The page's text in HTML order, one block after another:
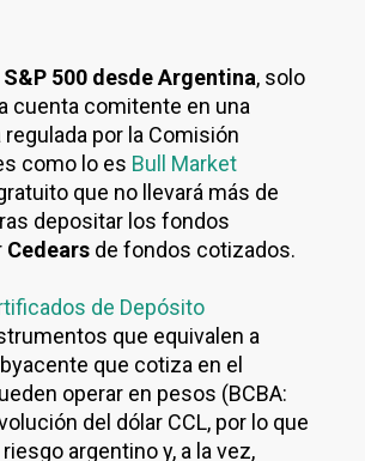
500 desde Argentina, solo
cuenta comitente en una
por la Comisión
como lo es Bull Market
que no llevará más de
depositar los fondos
Cedears de fondos cotizados.
de Depósito
que equivalen a
que cotiza en el
operar en pesos (BCBA:
del dólar CCL, por lo que
argentino y, a la vez,